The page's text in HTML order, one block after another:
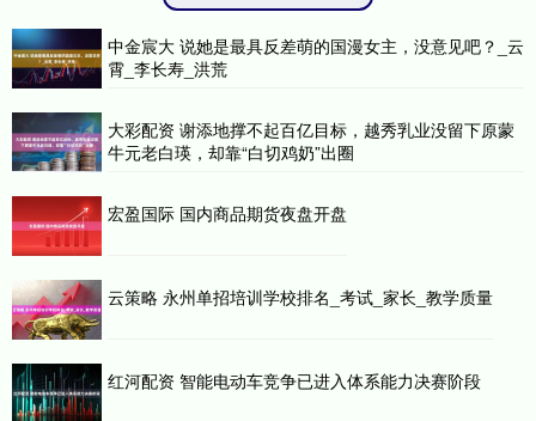
中金宸大 说她是最具反差萌的国漫女主，没意见吧？_云
霄_李长寿_洪荒
大彩配资 谢添地撑不起百亿目标，越秀乳业没留下原蒙
牛元老白瑛，却靠“白切鸡奶”出圈
宏盈国际 国内商品期货夜盘开盘
云策略 永州单招培训学校排名_考试_家长_教学质量
红河配资 智能电动车竞争已进入体系能力决赛阶段